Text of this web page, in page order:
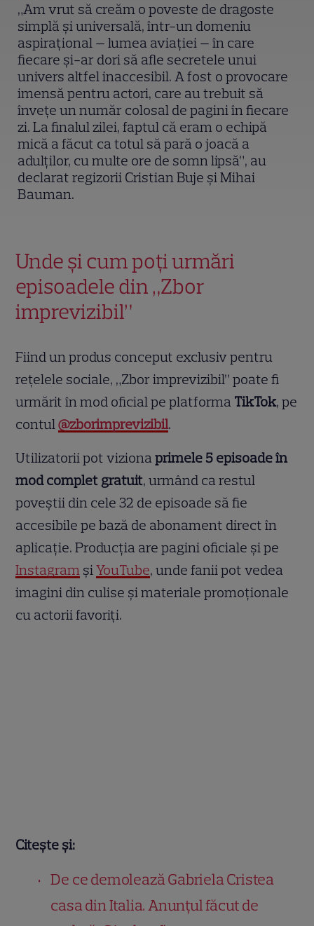
„Am vrut să creăm o poveste de dragoste
simplă și universală, într-un domeniu
aspirațional — lumea aviației — în care
fiecare și-ar dori să afle secretele unui
univers altfel inaccesibil. A fost o provocare
imensă pentru actori, care au trebuit să
învețe un număr colosal de pagini în fiecare
zi. La finalul zilei, faptul că eram o echipă
mică a făcut ca totul să pară o joacă a
adulților, cu multe ore de somn lipsă”, au
declarat regizorii Cristian Buje și Mihai
Bauman.
Unde și cum poți urmări
episoadele din „Zbor
imprevizibil”
Fiind un produs conceput exclusiv pentru
rețelele sociale, „Zbor imprevizibil” poate fi
urmărit în mod oficial pe platforma TikTok, pe
contul@zborimprevizibil.
Utilizatorii pot vizionaprimele 5 episoade în
mod complet gratuit, urmând ca restul
poveștii din cele 32 de episoade să fie
accesibile pe bază de abonament direct în
aplicație. Producția are pagini oficiale și pe
Instagram șiYouTube, unde fanii pot vedea
imagini din culise și materiale promoționale
cu actorii favoriți.
Citește și:
De ce demolează Gabriela Cristea
casa din Italia. Anunțul făcut de